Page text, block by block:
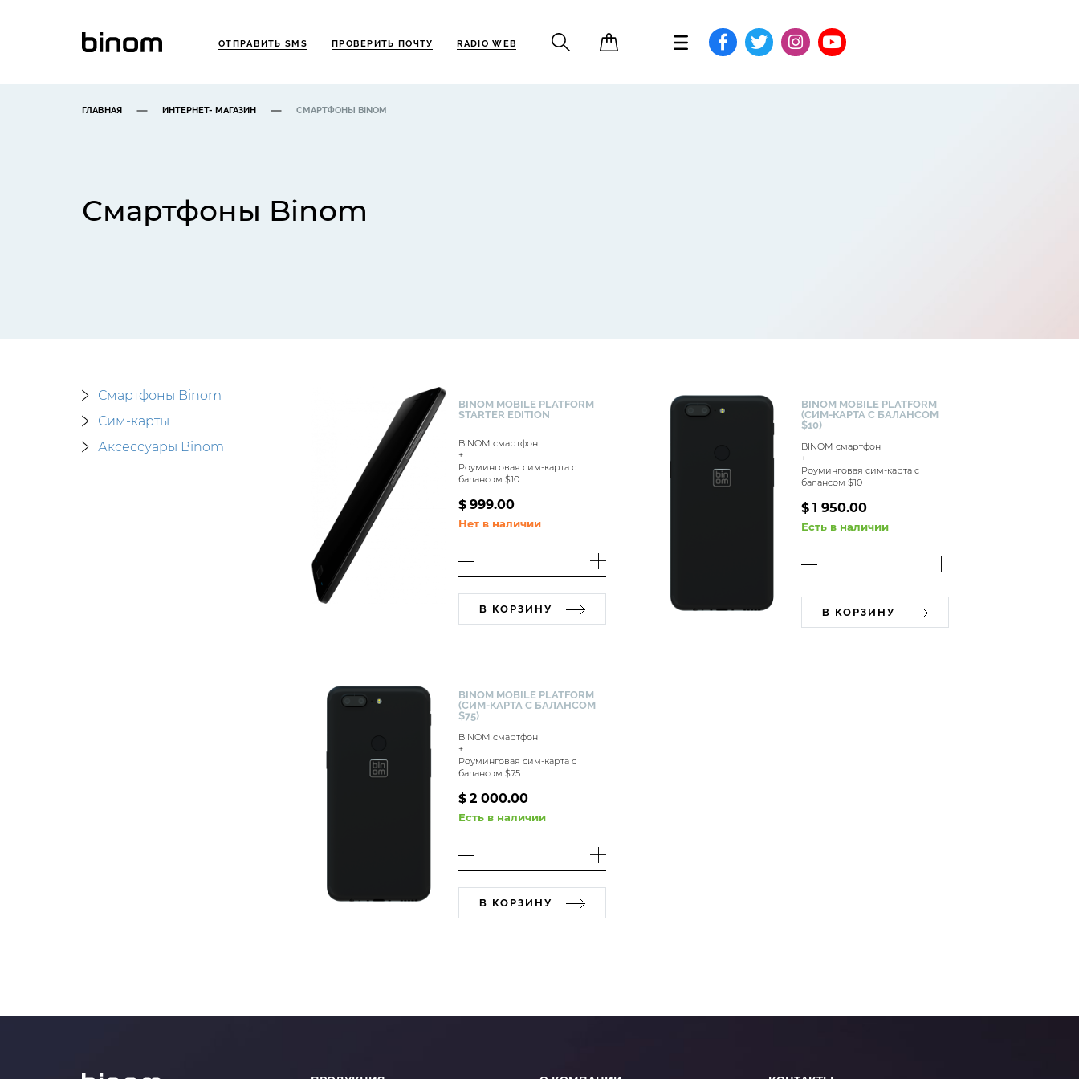
ОТПРАВИТЬ SMS ПРОВЕРИТЬ ПОЧТУ RADIO WEB
ГЛАВНАЯ ИНТЕРНЕТ- МАГАЗИН СМАРТФОНЫ BINOM
Смартфоны Binom
Смартфоны Binom
Сим-карты
Аксессуары Binom
BINOM MOBILE PLATFORM
STARTER EDITION
BINOM смартфон
+
Роуминговая сим-карта с
балансом $10
$ 999.00
Нет в наличии
В КОРЗИНУ
BINOM MOBILE PLATFORM
(СИМ-КАРТА С БАЛАНСОМ
$10)
BINOM смартфон
+
Роуминговая сим-карта с
балансом $10
$ 1 950.00
Есть в наличии
В КОРЗИНУ
BINOM MOBILE PLATFORM
(СИМ-КАРТА С БАЛАНСОМ
$75)
BINOM смартфон
+
Роуминговая сим-карта с
балансом $75
$ 2 000.00
Есть в наличии
В КОРЗИНУ